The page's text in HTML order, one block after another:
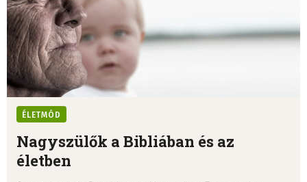
ÉLETMÓD
Nagyszülők a Bibliában és az
életben